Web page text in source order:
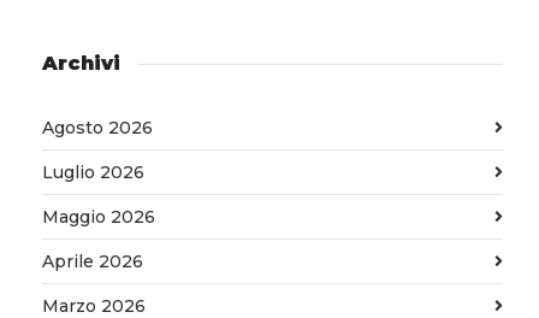
Archivi
Agosto 2026
Luglio 2026
Maggio 2026
Aprile 2026
Marzo 2026